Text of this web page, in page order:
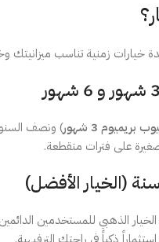
خيارات زمنية تناسب
بريميوم 3 شهور ) ونصف
على فترات متقطعة.
(الخيار الأفضل)
الذهبي للمستخدمين